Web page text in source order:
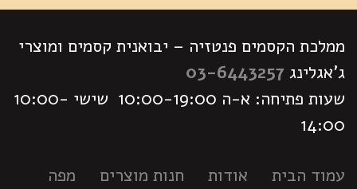
ממלכת הקסמים פנטזיה – יבואנית קסמים ומוצרי
ג'אגלינג 03-6443257
שעות פתיחה: א-ה 10:00-19:00 שישי 10:00-
14:00
עמוד הבית אודות חנות מוצרים מפה